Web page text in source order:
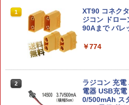
1
手作り工作キ
鉄砲 16連射
て 岡山県産
研究 釘もセッ
1/24 STP タ
1
【2027年1月
ュアーツ 草薙
2
バンダイ いき
ラチナコガネ
プレイスタン
1
MGC/KSC モ
G.CAP 7mm
ャップ 発火火
ル 発火キャッ
【楽天ランキ
1
XT90 コネク
ジコン ドロー
90Aまで バレ
￥774
2
ラジコン 充
電器 USB充
0/500mAh ス